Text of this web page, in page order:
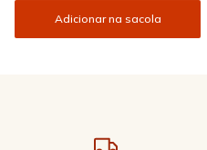
Adicionar na sacola